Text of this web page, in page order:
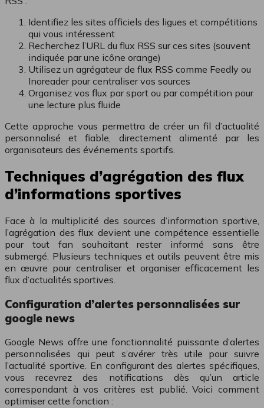
Identifiez les sites officiels des ligues et compétitions
qui vous intéressent
Recherchez l’URL du flux RSS sur ces sites (souvent
indiquée par une icône orange)
Utilisez un agrégateur de flux RSS comme Feedly ou
Inoreader pour centraliser vos sources
Organisez vos flux par sport ou par compétition pour
une lecture plus fluide
Cette approche vous permettra de créer un fil d’actualité
personnalisé et fiable, directement alimenté par les
organisateurs des événements sportifs.
Techniques d’agrégation des flux
d’informations sportives
Face à la multiplicité des sources d’information sportive,
l’agrégation des flux devient une compétence essentielle
pour tout fan souhaitant rester informé sans être
submergé. Plusieurs techniques et outils peuvent être mis
en œuvre pour centraliser et organiser efficacement les
flux d’actualités sportives.
Configuration d’alertes personnalisées sur
google news
Google News offre une fonctionnalité puissante d’alertes
personnalisées qui peut s’avérer très utile pour suivre
l’actualité sportive. En configurant des alertes spécifiques,
vous recevrez des notifications dès qu’un article
correspondant à vos critères est publié. Voici comment
optimiser cette fonction :